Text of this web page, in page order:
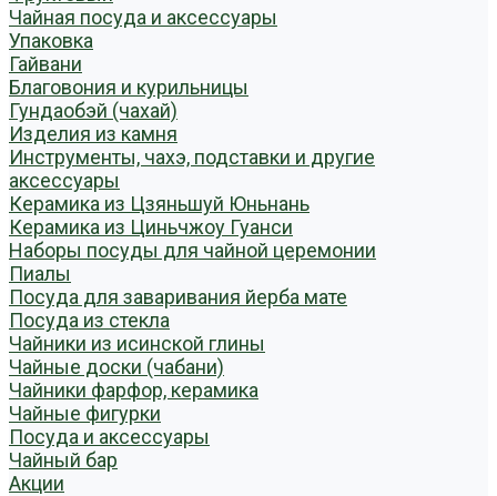
Чайная посуда и аксессуары
Упаковка
Гайвани
Благовония и курильницы
Гундаобэй (чахай)
Изделия из камня
Инструменты, чахэ, подставки и другие
аксессуары
Керамика из Цзяньшуй Юньнань
Керамика из Циньчжоу Гуанси
Наборы посуды для чайной церемонии
Пиалы
Посуда для заваривания йерба мате
Посуда из стекла
Чайники из исинской глины
Чайные доски (чабани)
Чайники фарфор, керамика
Чайные фигурки
Посуда и аксессуары
Чайный бар
Акции